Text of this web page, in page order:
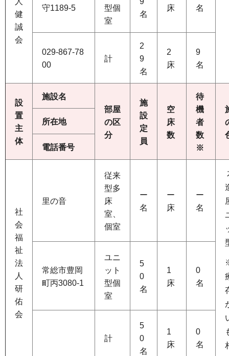
健
誠
会
守1189-5
型個
室
名
床
名
029-867-78
00
計
2
9
名
2
床
9
名
設
置
主
体
施設名
部屋
の区
分
施
設
定
員
空
床
数
待
機
者
数
※
所在地
電話番号
社
会
福
祉
法
人
研
佑
会
里の音
従来
型多
床
室、
個室
ー
名
ー
床
ー
名
常総市豊岡
町丙3080-1
ユニ
ット
型個
室
5
0
名
1
床
0
名
計
5
0
名
1
床
0
名